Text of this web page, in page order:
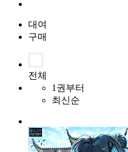
대여
구매
전체
1권부터
최신순